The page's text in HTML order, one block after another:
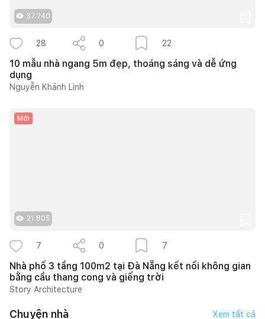
37.240
28 0 22
10 mẫu nhà ngang 5m đẹp, thoáng sáng và dễ ứng
dụng
Nguyễn Khánh Linh
Mới
21.805
7 0 7
Nhà phố 3 tầng 100m2 tại Đà Nẵng kết nối không gian
bằng cầu thang cong và giếng trời
Story Architecture
Chuyện nhà Xem tất cả